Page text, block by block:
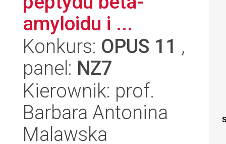
amyloidu i ...
Konkurs: OPUS 11 ,
panel: NZ7
Kierownik: prof.
Barbara Antonina
Malawska